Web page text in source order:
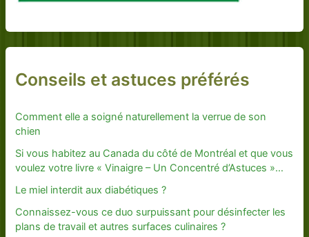
Conseils et astuces préférés
Comment elle a soigné naturellement la verrue de son
chien
Si vous habitez au Canada du côté de Montréal et que vous
voulez votre livre « Vinaigre – Un Concentré d’Astuces »…
Le miel interdit aux diabétiques ?
Connaissez-vous ce duo surpuissant pour désinfecter les
plans de travail et autres surfaces culinaires ?